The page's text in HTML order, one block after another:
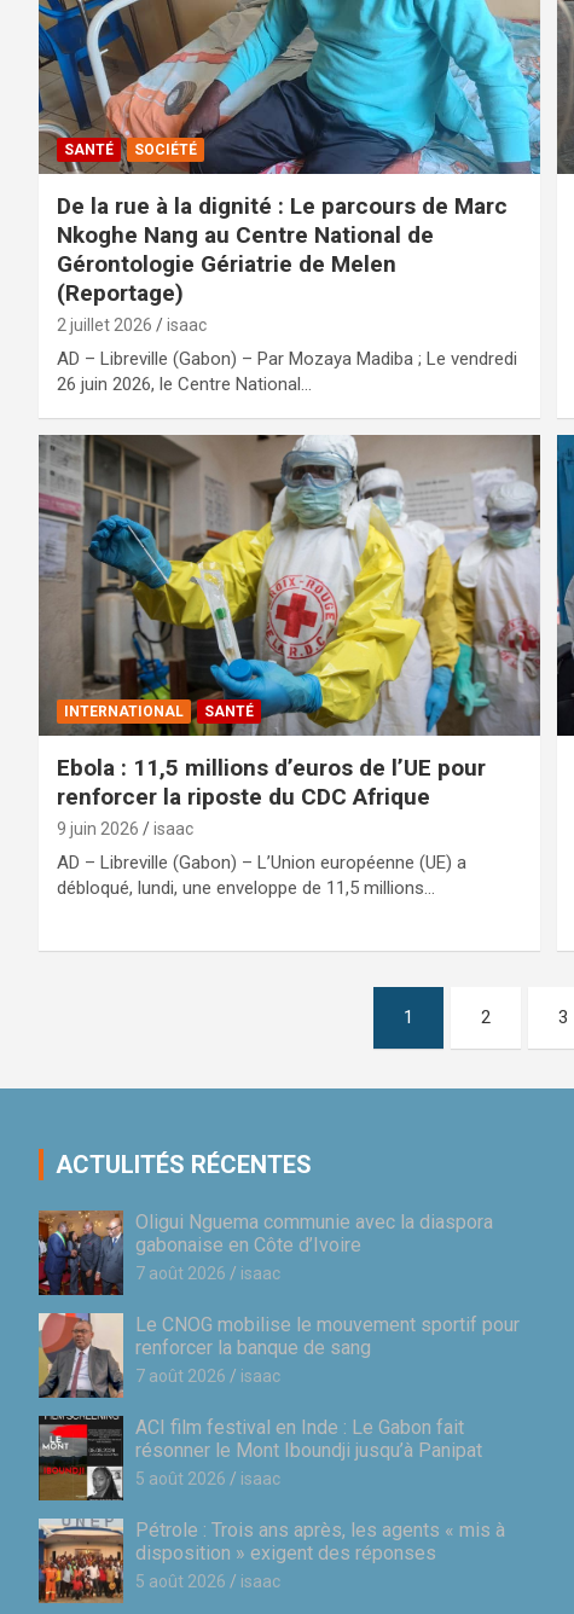
SANTÉ SOCIÉTÉ
De la rue à la dignité : Le parcours de Marc
Nkoghe Nang au Centre National de
Gérontologie Gériatrie de Melen
(Reportage)
2 juillet 2026 isaac
AD – Libreville (Gabon) – Par Mozaya Madiba ; Le vendredi
26 juin 2026, le Centre National…
INTERNATIONAL SANTÉ
Ebola : 11,5 millions d’euros de l’UE pour
renforcer la riposte du CDC Afrique
9 juin 2026 isaac
AD – Libreville (Gabon) – L’Union européenne (UE) a
débloqué, lundi, une enveloppe de 11,5 millions…
1 2 3
ACTULITÉS RÉCENTES
Oligui Nguema communie avec la diaspora
gabonaise en Côte d’Ivoire
7 août 2026 isaac
Le CNOG mobilise le mouvement sportif pour
renforcer la banque de sang
7 août 2026 isaac
ACI film festival en Inde : Le Gabon fait
résonner le Mont Iboundji jusqu’à Panipat
5 août 2026 isaac
Pétrole : Trois ans après, les agents « mis à
disposition » exigent des réponses
5 août 2026 isaac